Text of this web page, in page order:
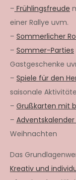
– Frühlingsfreude
einer Rallye uvm.
– Sommerlicher
– Sommer-Parties
Gastgeschenke
– Spiele für den
saisonale
– Grußkarten mit
–
Weihnachten
Das
Kreativ und